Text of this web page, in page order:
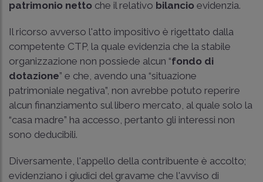
patrimonio netto che il relativo bilancio evidenzia.
Il ricorso avverso l'atto impositivo è rigettato dalla
competente CTP, la quale evidenzia che la stabile
organizzazione non possiede alcun “fondo di
dotazione” e che, avendo una “situazione
patrimoniale negativa”, non avrebbe potuto reperire
alcun finanziamento sul libero mercato, al quale solo la
“casa madre” ha accesso, pertanto gli interessi non
sono deducibili.
Diversamente, l'appello della contribuente è accolto;
evidenziano i giudici del gravame che l'avviso di